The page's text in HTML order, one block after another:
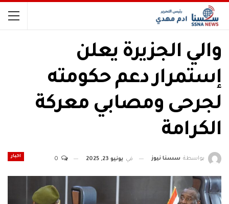
والي الجزيرة يعلن
إستمرار دعم حكومته
لجرحى ومصابي معركة
الكرامة
اخبار بواسطة سسنا نيوز في يونيو 23, 2025